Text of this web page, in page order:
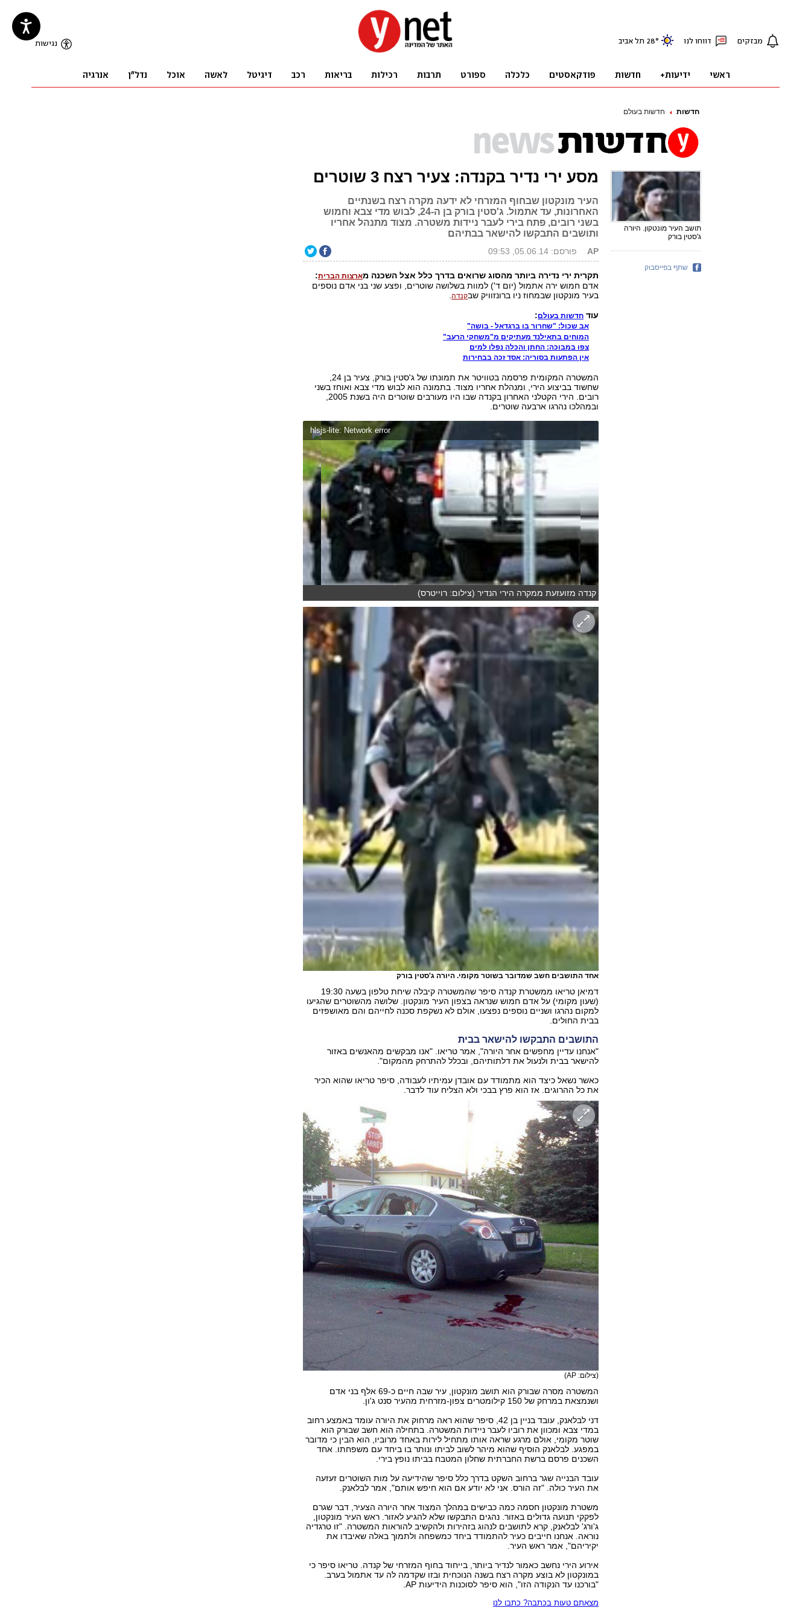
חדשות חדשות בעולם
מסע ירי נדיר בקנדה: צעיר רצח 3 שוטרים
העיר מונקטון שבחוף המזרחי לא ידעה מקרה רצח בשנתיים
האחרונות, עד אתמול. ג'סטין בורק בן ה-24, לבוש מדי צבא וחמוש
בשני רובים, פתח בירי לעבר ניידות משטרה. מצוד מתנהל אחריו
ותושבים התבקשו להישאר בבתיהם
AP פורסם: 05.06.14, 09:53
תקרית ירי נדירה ביותר מהסוג שרואים בדרך כלל אצל השכנה מארצות הברית:
אדם חמוש ירה אתמול (יום ד') למוות בשלושה שוטרים, ופצע שני בני אדם נוספים
בעיר מונקטון שבמחוז ניו ברונזוויק שבקנדה.
עוד חדשות בעולם:
אב שכול: "שחרור בו ברגדאל - בושה"
המוחים בתאילנד מעתיקים מ"משחקי הרעב"
צפו במבוכה: החתן והכלה נפלו למים
אין הפתעות בסוריה: אסד זכה בבחירות
שחשוד בביצוע הירי, ומנהלת אחריו מצוד. בתמונה הוא לבוש מדי צבא ואוחז בשני
ובמהלכו נהרגו ארבעה שוטרים.
hlsjs-lite: Network error
קנדה מזועזעת ממקרה הירי הנדיר (צילום: רוייטרס)
אחד התושבים חשב שמדובר בשוטר מקומי. היורה ג'סטין בורק
דמיאן טריאו ממשטרת קנדה סיפר שהמשטרה קיבלה שיחת טלפון בשעה 19:30
(שעון מקומי) על אדם חמוש שנראה בצפון העיר מונקטון. שלושה מהשוטרים שהגיעו
למקום נהרגו ושניים נוספים נפצעו, אולם לא נשקפת סכנה לחייהם והם מאושפזים
בבית החולים.
התושבים התבקשו להישאר בבית
"אנחנו עדיין מחפשים אחר היורה", אמר טריאו. "אנו מבקשים מהאנשים באזור
להישאר בבית ולנעול את דלתותיהם, ובכלל להתרחק מהמקום".
כאשר נשאל כיצד הוא מתמודד עם אובדן עמיתיו לעבודה, סיפר טריאו שהוא הכיר
את כל ההרוגים. אז הוא פרץ בבכי ולא הצליח עוד לדבר.
(צילום: AP)
המשטרה מסרה שבורק הוא תושב מונקטון, עיר שבה חיים כ-69 אלף בני אדם
ושנמצאת במרחק של 150 קילומטרים צפון-מזרחית מהעיר סנט ג'ון.
דני לבלאנק, עובד בניין בן 42, סיפר שהוא ראה מרחוק את היורה עומד באמצע רחוב
במדי צבא ומכוון את רוביו לעבר ניידות המשטרה. בתחילה הוא חשב שבורק הוא
שוטר מקומי, אולם מרגע שראה אותו מתחיל לירות באחד מרוביו, הוא הבין כי מדובר
במפגע. לבלאנק הוסיף שהוא מיהר לשוב לביתו ונותר בו ביחד עם משפחתו. אחד
השכנים פרסם ברשת החברתית שחלון המטבח בביתו נופץ בירי.
עובד הבנייה שגר ברחוב השקט בדרך כלל סיפר שהידיעה על מות השוטרים זעזעה
את העיר כולה. "זה הורס. אני לא יודע אם הוא חיפש אותם", אמר לבלאנק.
משטרת מונקטון חסמה כמה כבישים במהלך המצוד אחר היורה הצעיר, דבר שגרם
לפקקי תנועה גדולים באזור. נהגים התבקשו שלא להגיע לאזור. ראש העיר מונקטון,
ג'ורג' לבלאנק, קרא לתושבים לנהוג בזהירות ולהקשיב להוראות המשטרה. "זו טרגדיה
נוראה. אנחנו חייבים כעיר להתמודד ביחד כמשפחה ולתמוך באלה שאיבדו את
יקיריהם", אמר ראש העיר.
אירוע הירי נחשב כאמור לנדיר ביותר, בייחוד בחוף המזרחי של קנדה. טריאו סיפר כי
במונקטון לא בוצע מקרה רצח בשנה הנוכחית ובזו שקדמה לה עד אתמול בערב.
"בורכנו עד הנקודה הזו", הוא סיפר לסוכנות הידיעות AP.
מצאתם טעות בכתבה? כתבו לנו
תושב העיר מונטקון. היורה
ג'סטין בורק
שתף בפייסבוק